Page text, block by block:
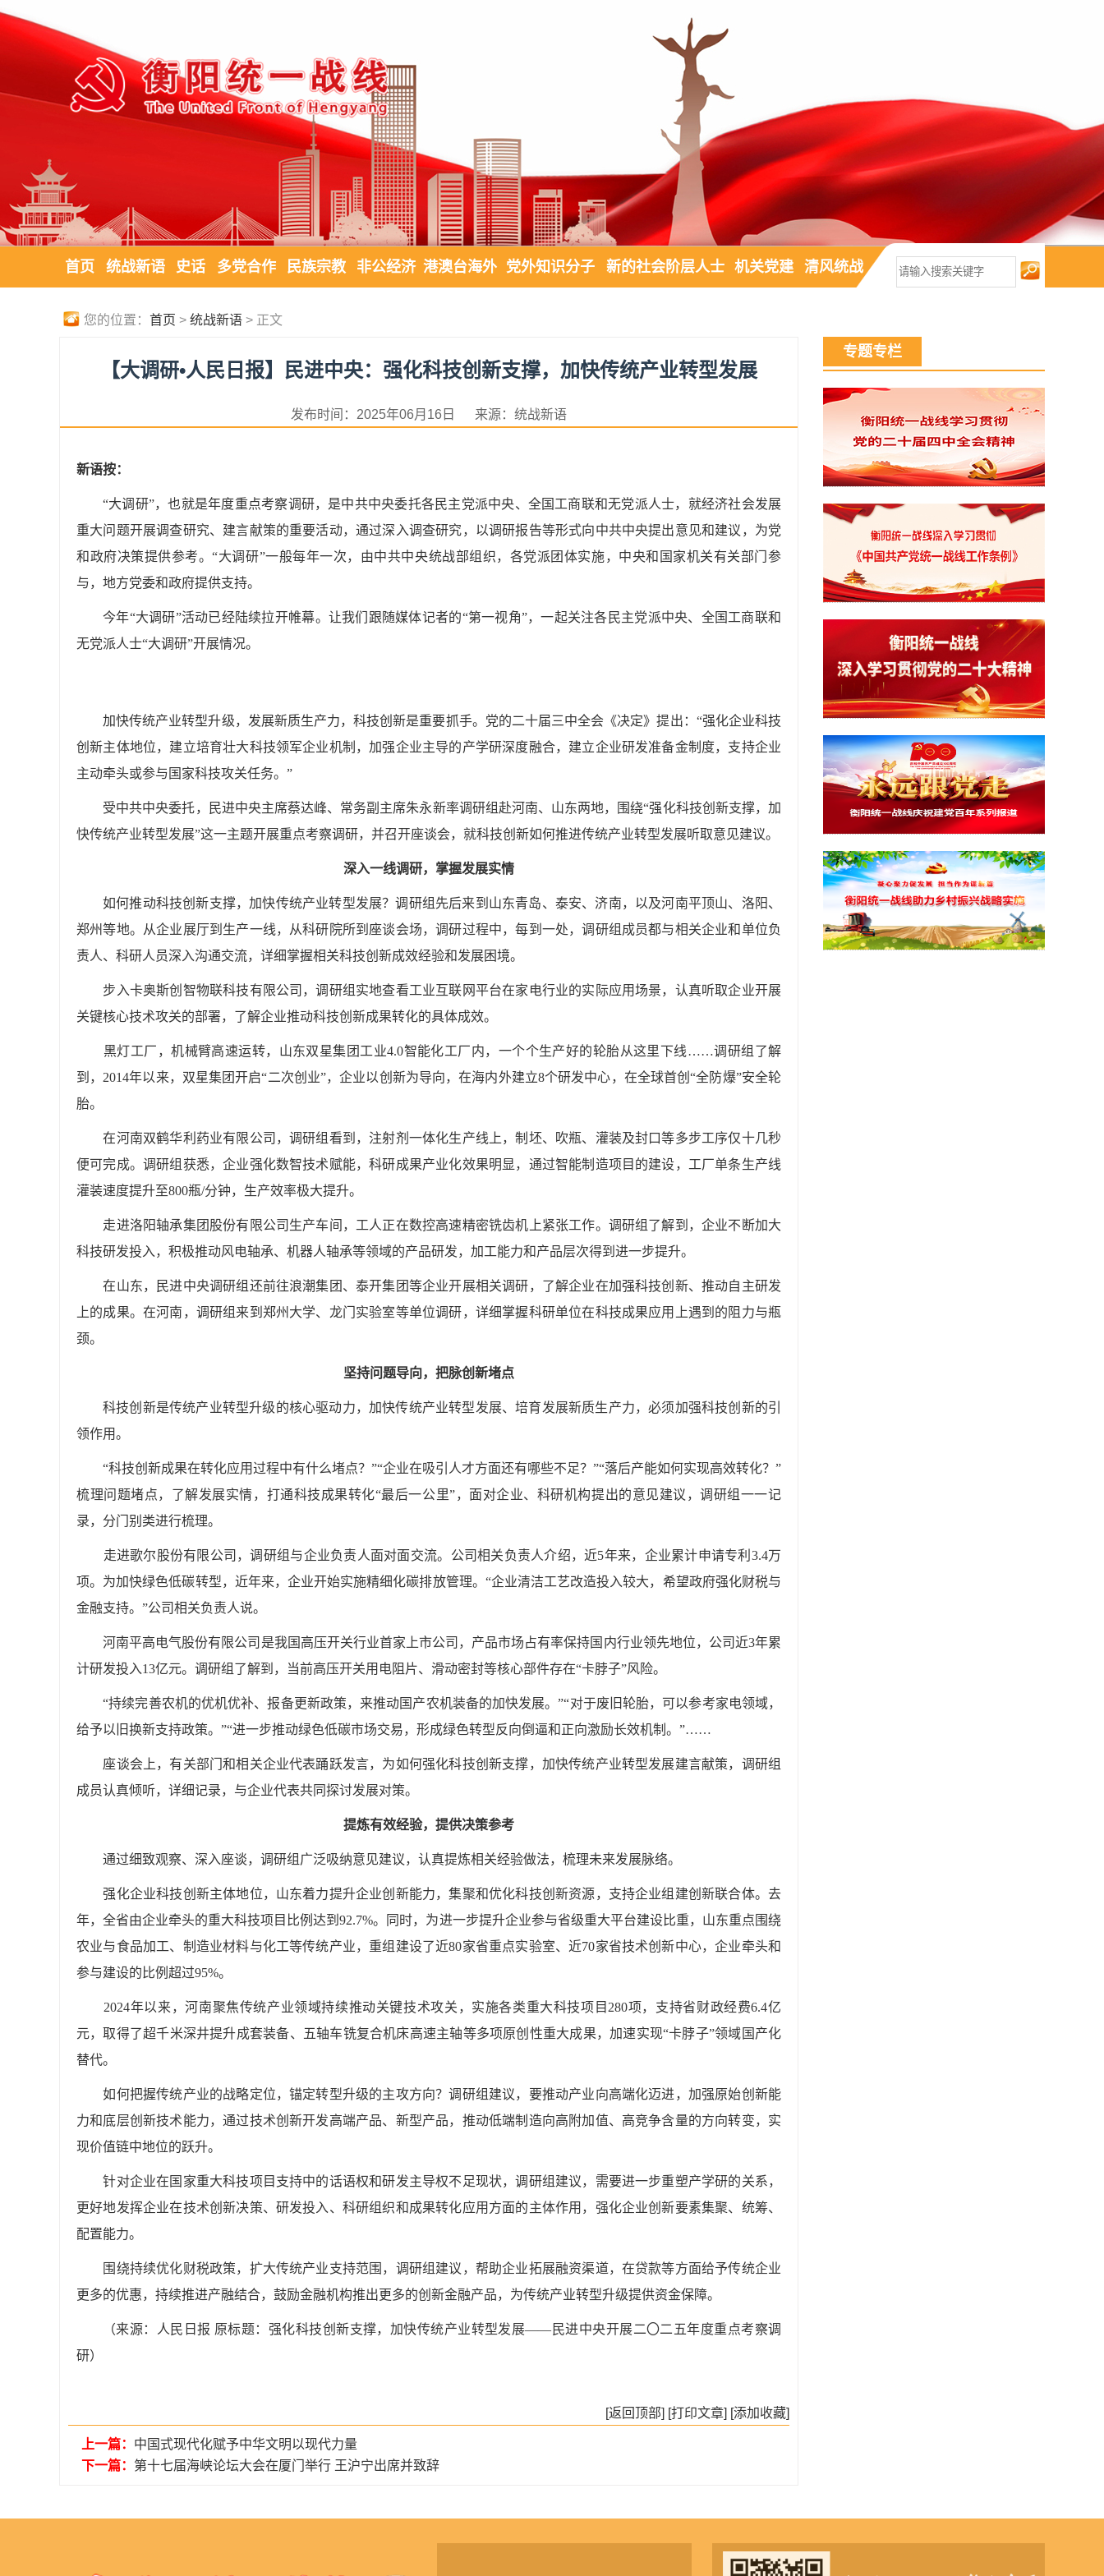
首页 统战新语 史话 多党合作 民族宗教 非公经济 港澳台海外 党外知识分子 新的社会阶层人士 机关党建 清风统战
您的位置： 首页 > 统战新语 > 正文
【大调研•人民日报】民进中央：强化科技创新支撑，加快传统产业转型发展
发布时间：2025年06月16日 来源：统战新语
新语按：
“大调研”，也就是年度重点考察调研，是中共中央委托各民主党派中央、全国工商联和无党派人士，就经济社会发展
重大问题开展调查研究、建言献策的重要活动，通过深入调查研究，以调研报告等形式向中共中央提出意见和建议，为党
和政府决策提供参考。“大调研”一般每年一次，由中共中央统战部组织，各党派团体实施，中央和国家机关有关部门参
与，地方党委和政府提供支持。
今年“大调研”活动已经陆续拉开帷幕。让我们跟随媒体记者的“第一视角”，一起关注各民主党派中央、全国工商联和
无党派人士“大调研”开展情况。
加快传统产业转型升级，发展新质生产力，科技创新是重要抓手。党的二十届三中全会《决定》提出：“强化企业科技
创新主体地位，建立培育壮大科技领军企业机制，加强企业主导的产学研深度融合，建立企业研发准备金制度，支持企业
主动牵头或参与国家科技攻关任务。”
受中共中央委托，民进中央主席蔡达峰、常务副主席朱永新率调研组赴河南、山东两地，围绕“强化科技创新支撑，加
快传统产业转型发展”这一主题开展重点考察调研，并召开座谈会，就科技创新如何推进传统产业转型发展听取意见建议。
深入一线调研，掌握发展实情
如何推动科技创新支撑，加快传统产业转型发展？调研组先后来到山东青岛、泰安、济南，以及河南平顶山、洛阳、
郑州等地。从企业展厅到生产一线，从科研院所到座谈会场，调研过程中，每到一处，调研组成员都与相关企业和单位负
责人、科研人员深入沟通交流，详细掌握相关科技创新成效经验和发展困境。
步入卡奥斯创智物联科技有限公司，调研组实地查看工业互联网平台在家电行业的实际应用场景，认真听取企业开展
关键核心技术攻关的部署，了解企业推动科技创新成果转化的具体成效。
黑灯工厂，机械臂高速运转，山东双星集团工业4.0智能化工厂内，一个个生产好的轮胎从这里下线……调研组了解
到，2014年以来，双星集团开启“二次创业”，企业以创新为导向，在海内外建立8个研发中心，在全球首创“全防爆”安全轮
胎。
在河南双鹤华利药业有限公司，调研组看到，注射剂一体化生产线上，制坯、吹瓶、灌装及封口等多步工序仅十几秒
便可完成。调研组获悉，企业强化数智技术赋能，科研成果产业化效果明显，通过智能制造项目的建设，工厂单条生产线
灌装速度提升至800瓶/分钟，生产效率极大提升。
走进洛阳轴承集团股份有限公司生产车间，工人正在数控高速精密铣齿机上紧张工作。调研组了解到，企业不断加大
科技研发投入，积极推动风电轴承、机器人轴承等领域的产品研发，加工能力和产品层次得到进一步提升。
在山东，民进中央调研组还前往浪潮集团、泰开集团等企业开展相关调研，了解企业在加强科技创新、推动自主研发
上的成果。在河南，调研组来到郑州大学、龙门实验室等单位调研，详细掌握科研单位在科技成果应用上遇到的阻力与瓶
颈。
坚持问题导向，把脉创新堵点
科技创新是传统产业转型升级的核心驱动力，加快传统产业转型发展、培育发展新质生产力，必须加强科技创新的引
领作用。
“科技创新成果在转化应用过程中有什么堵点？”“企业在吸引人才方面还有哪些不足？”“落后产能如何实现高效转化？”
梳理问题堵点，了解发展实情，打通科技成果转化“最后一公里”，面对企业、科研机构提出的意见建议，调研组一一记
录，分门别类进行梳理。
走进歌尔股份有限公司，调研组与企业负责人面对面交流。公司相关负责人介绍，近5年来，企业累计申请专利3.4万
项。为加快绿色低碳转型，近年来，企业开始实施精细化碳排放管理。“企业清洁工艺改造投入较大，希望政府强化财税与
金融支持。”公司相关负责人说。
河南平高电气股份有限公司是我国高压开关行业首家上市公司，产品市场占有率保持国内行业领先地位，公司近3年累
计研发投入13亿元。调研组了解到，当前高压开关用电阻片、滑动密封等核心部件存在“卡脖子”风险。
“持续完善农机的优机优补、报备更新政策，来推动国产农机装备的加快发展。”“对于废旧轮胎，可以参考家电领域，
给予以旧换新支持政策。”“进一步推动绿色低碳市场交易，形成绿色转型反向倒逼和正向激励长效机制。”……
座谈会上，有关部门和相关企业代表踊跃发言，为如何强化科技创新支撑，加快传统产业转型发展建言献策，调研组
成员认真倾听，详细记录，与企业代表共同探讨发展对策。
提炼有效经验，提供决策参考
通过细致观察、深入座谈，调研组广泛吸纳意见建议，认真提炼相关经验做法，梳理未来发展脉络。
强化企业科技创新主体地位，山东着力提升企业创新能力，集聚和优化科技创新资源，支持企业组建创新联合体。去
年，全省由企业牵头的重大科技项目比例达到92.7%。同时，为进一步提升企业参与省级重大平台建设比重，山东重点围绕
农业与食品加工、制造业材料与化工等传统产业，重组建设了近80家省重点实验室、近70家省技术创新中心，企业牵头和
参与建设的比例超过95%。
2024年以来，河南聚焦传统产业领域持续推动关键技术攻关，实施各类重大科技项目280项，支持省财政经费6.4亿
元，取得了超千米深井提升成套装备、五轴车铣复合机床高速主轴等多项原创性重大成果，加速实现“卡脖子”领域国产化
替代。
如何把握传统产业的战略定位，锚定转型升级的主攻方向？调研组建议，要推动产业向高端化迈进，加强原始创新能
力和底层创新技术能力，通过技术创新开发高端产品、新型产品，推动低端制造向高附加值、高竞争含量的方向转变，实
现价值链中地位的跃升。
针对企业在国家重大科技项目支持中的话语权和研发主导权不足现状，调研组建议，需要进一步重塑产学研的关系，
更好地发挥企业在技术创新决策、研发投入、科研组织和成果转化应用方面的主体作用，强化企业创新要素集聚、统筹、
配置能力。
围绕持续优化财税政策，扩大传统产业支持范围，调研组建议，帮助企业拓展融资渠道，在贷款等方面给予传统企业
更多的优惠，持续推进产融结合，鼓励金融机构推出更多的创新金融产品，为传统产业转型升级提供资金保障。
（来源：人民日报 原标题：强化科技创新支撑，加快传统产业转型发展——民进中央开展二〇二五年度重点考察调
研）
[返回顶部] [打印文章] [添加收藏]
上一篇： 中国式现代化赋予中华文明以现代力量
下一篇： 第十七届海峡论坛大会在厦门举行 王沪宁出席并致辞
专题专栏